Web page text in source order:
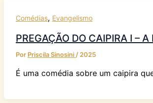
Comédias, Evangelismo
PREGAÇÃO DO CAIPIRA I –
Por Priscila Sinosini / 2025
É uma comédia sobre um caipira